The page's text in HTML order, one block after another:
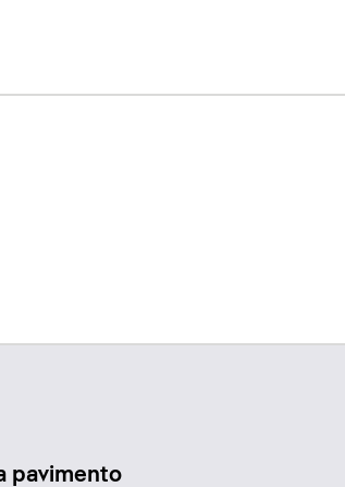
pavimento